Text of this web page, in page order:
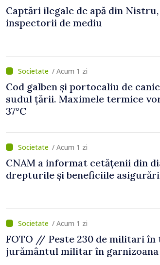
Captări ilegale de apă din
inspectorii de mediu
/ Acum 1 zi
Cod galben și portocaliu de
sudul țării. Maximele termice
37°C
/ Acum 1 zi
CNAM a informat cetățenii din
drepturile și beneficiile
/ Acum 1 zi
FOTO // Peste 230 de militari în
jurământul militar în garnizoana